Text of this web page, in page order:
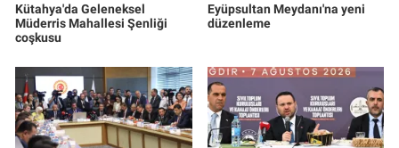
Kütahya'da Geleneksel
Müderris Mahallesi Şenliği
coşkusu
Eyüpsultan Meydanı'na yeni
düzenleme